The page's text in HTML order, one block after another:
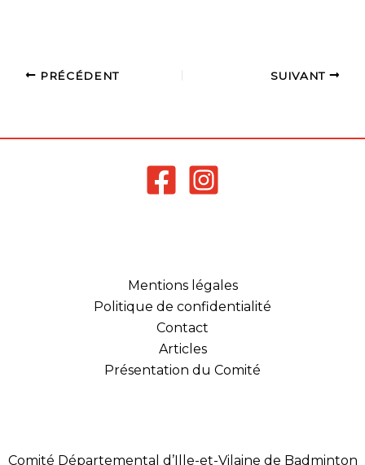
PRÉCÉDENT SUIVANT
Mentions légales
Politique de confidentialité
Contact
Articles
Présentation du Comité
Comité Départemental d’Ille-et-Vilaine de Badminton